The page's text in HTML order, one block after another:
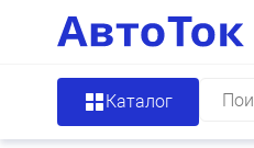
Каталог